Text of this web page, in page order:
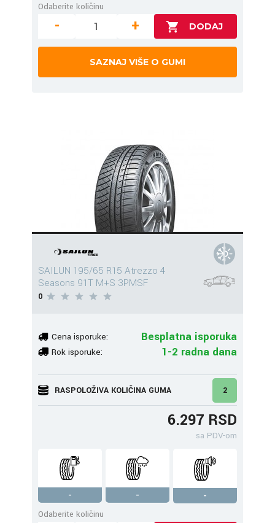
Odaberite količinu
- +
SAZNAJ VIŠE O GUMI
SAILUN 195/65 R15 Atrezzo 4
Seasons 91T M+S 3PMSF
0
Cena isporuke: Besplatna isporuka
Rok isporuke: 1-2 radna dana
RASPOLOŽIVA KOLIČINA GUMA 2
6.297 RSD
sa PDV-om
- -
-
Odaberite količinu